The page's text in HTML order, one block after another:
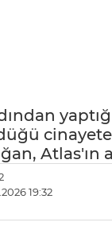
Atlas'ın
19:32